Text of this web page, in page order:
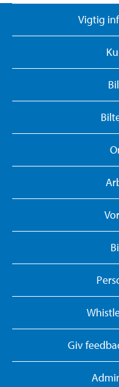
Vigtig
Giv